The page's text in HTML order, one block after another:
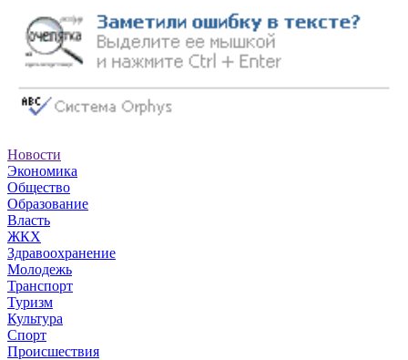
Новости
Экономика
Общество
Образование
Власть
ЖКХ
Здравоохранение
Молодежь
Транспорт
Туризм
Культура
Спорт
Происшествия